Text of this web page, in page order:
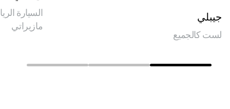
جيبلي
لست كالجميع
السيارة
مازيراتي